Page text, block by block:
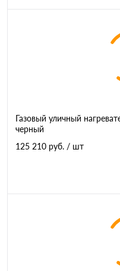
Газовый уличный
черный
125 210 руб. / шт